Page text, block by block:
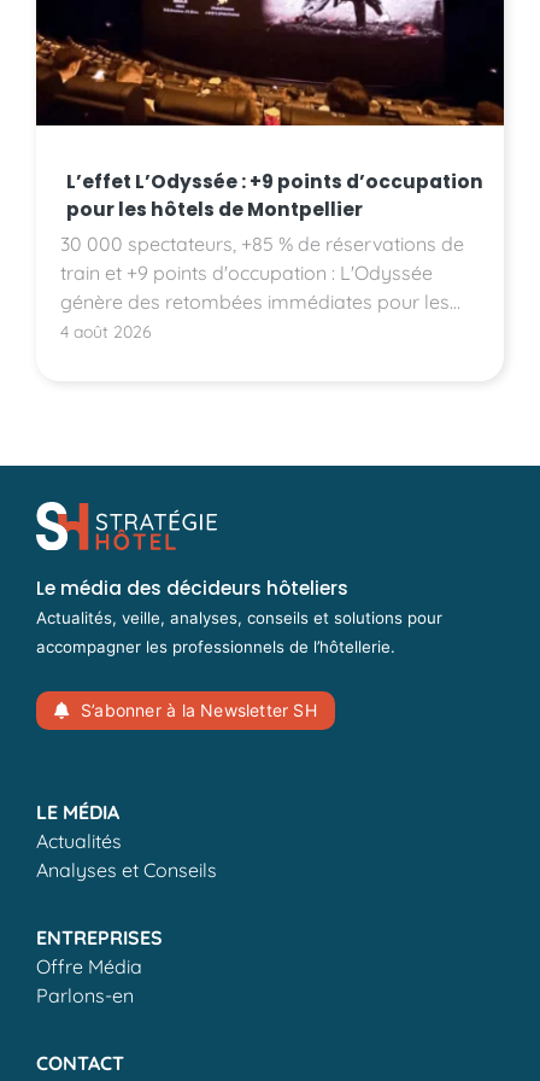
L’effet L’Odyssée : +9 points d’occupation
pour les hôtels de Montpellier
30 000 spectateurs, +85 % de réservations de
train et +9 points d'occupation : L'Odyssée
génère des retombées immédiates pour les
hôtels montpelliérains.
4 août 2026
Le média des décideurs hôteliers
Actualités, veille, analyses, conseils et solutions pour
accompagner les professionnels de l’hôtellerie.
S’abonner à la Newsletter SH
LE MÉDIA
Actualités
Analyses et Conseils
ENTREPRISES
Offre Média
Parlons-en
CONTACT